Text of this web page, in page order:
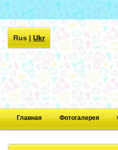
Rus|Ukr
Главная Фотогалерея